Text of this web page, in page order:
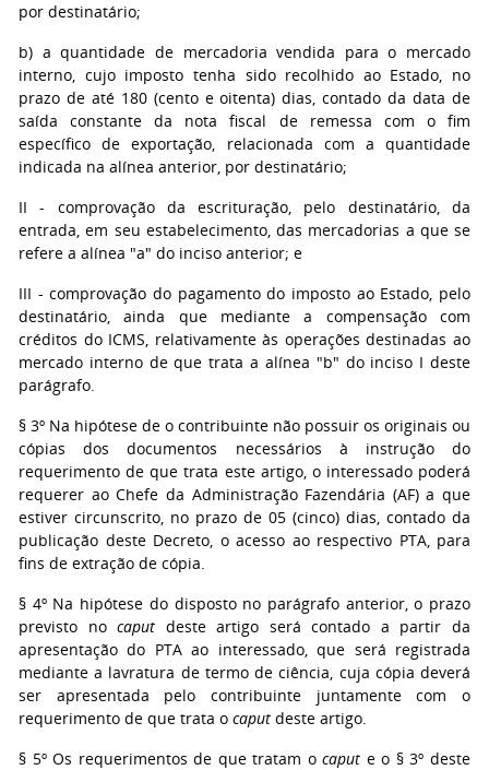
por destinatário;
b) a quantidade de mercadoria vendida para o mercado
interno, cujo imposto tenha sido recolhido ao Estado, no
prazo de até 180 (cento e oitenta) dias, contado da data de
saída constante da nota fiscal de remessa com o fim
específico de exportação, relacionada com a quantidade
indicada na alínea anterior, por destinatário;
II - comprovação da escrituração, pelo destinatário, da
entrada, em seu estabelecimento, das mercadorias a que se
refere a alínea "a" do inciso anterior; e
III - comprovação do pagamento do imposto ao Estado, pelo
destinatário, ainda que mediante a compensação com
créditos do ICMS, relativamente às operações destinadas ao
mercado interno de que trata a alínea "b" do inciso I deste
parágrafo.
§ 3º Na hipótese de o contribuinte não possuir os originais ou
cópias dos documentos necessários à instrução do
requerimento de que trata este artigo, o interessado poderá
requerer ao Chefe da Administração Fazendária (AF) a que
estiver circunscrito, no prazo de 05 (cinco) dias, contado da
publicação deste Decreto, o acesso ao respectivo PTA, para
fins de extração de cópia.
§ 4º Na hipótese do disposto no parágrafo anterior, o prazo
previsto nocaput deste artigo será contado a partir da
apresentação do PTA ao interessado, que será registrada
mediante a lavratura de termo de ciência, cuja cópia deverá
ser apresentada pelo contribuinte juntamente com o
requerimento de que trata o caput deste artigo.
§ 5º Os requerimentos de que tratam ocaput e o § 3º deste